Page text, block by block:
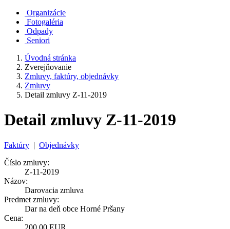
Organizácie
Fotogaléria
Odpady
Seniori
Úvodná stránka
Zverejňovanie
Zmluvy, faktúry, objednávky
Zmluvy
Detail zmluvy Z-11-2019
Detail zmluvy Z-11-2019
Faktúry | Objednávky
Číslo zmluvy:
Z-11-2019
Názov:
Darovacia zmluva
Predmet zmluvy:
Dar na deň obce Horné Pršany
Cena:
200,00 EUR